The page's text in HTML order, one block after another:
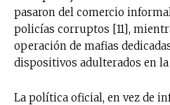
pasaron del comercio
policías corruptos [11],
operación de mafias
dispositivos adulterados en la
La política oficial, en vez de